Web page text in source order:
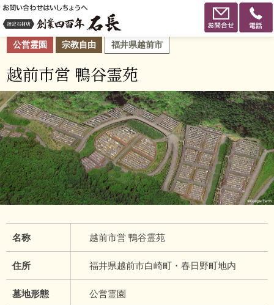
公営霊園 宗教自由 福井県越前市
越前市営 鴨谷霊苑
名称 越前市営 鴨谷霊苑
住所 福井県越前市白崎町・春日野町地内
墓地形態 公営霊園